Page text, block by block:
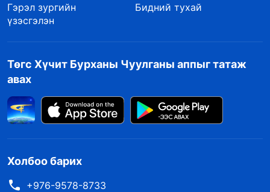
Гэрэл зургийн
үзэсгэлэн
Бидний тухай
Төгс Хүчит Бурханы Чуулганы аппыг татаж
авах
Холбоо барих
+976-9578-8733